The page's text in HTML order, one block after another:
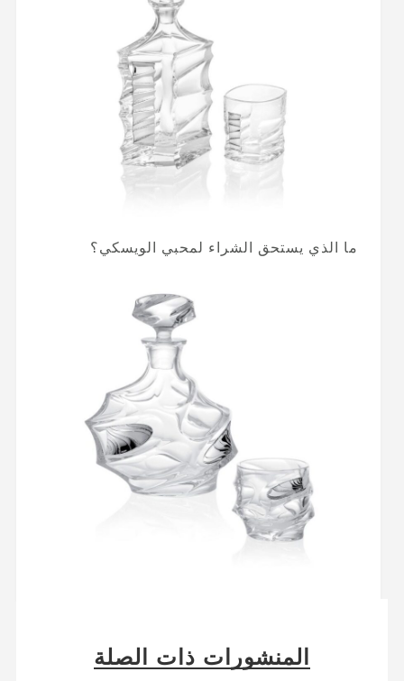
ما الذي يستحق الشراء لمحبي الويسكي؟
المنشورات ذات الصلة